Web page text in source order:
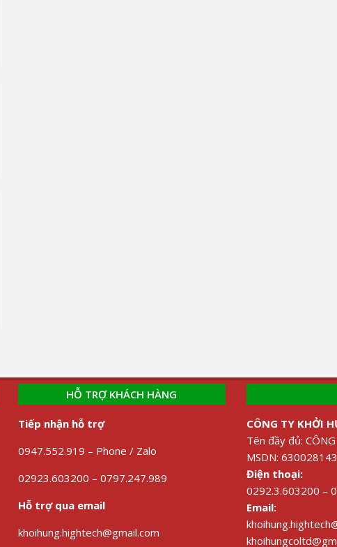
HỖ TRỢ KHÁCH HÀNG
Tiếp nhận hỗ trợ
0947.552.919 – Phone / Zalo
02923.603200 – 0797.247.989
Hỗ trợ qua email
khoihung.hightech@gmail.com
CÔNG TY KHỞI
Tên đầy đủ:
MSDN:
Điện thoại:
0292.3.603200 –
Email: